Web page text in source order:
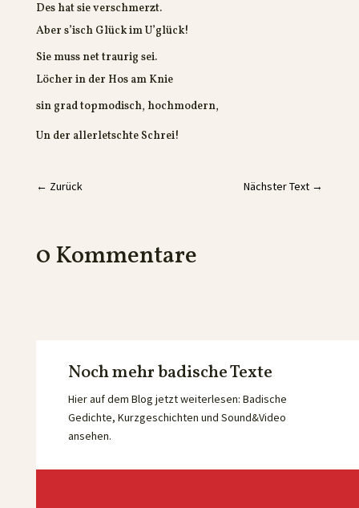
Des hat sie verschmerzt.
Aber s’isch Glück im U’glück!
Sie muss net traurig sei.
Löcher in der Hos am Knie
sin grad topmodisch, hochmodern,
Un der allerletschte Schrei!
← Zurück Nächster Text →
0 Kommentare
Noch mehr badische Texte
Hier auf dem Blog jetzt weiterlesen: Badische
Gedichte, Kurzgeschichten und Sound&Video
ansehen.